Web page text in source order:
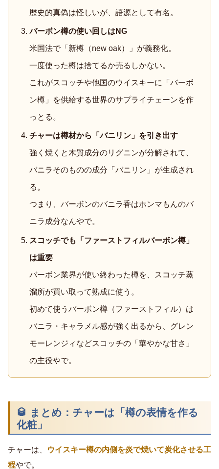
歴史的真偽は怪しいが、語源として有名。
バーボン樽の使い回しはNG
米国法で「新樽（new oak）」が義務化。
一度使った樽は捨てるか売るしかない。
これがスコッチや他国のウイスキーに「バーボ
ン樽」を供給する世界のサプライチェーンを作
っとる。
チャーは樽材から「バニリン」を引き出す
強く焼くと木質成分のリグニンが分解されて、
バニラそのものの成分「バニリン」が生成され
る。
つまり、バーボンのバニラ香はホンマもんのバ
ニラ成分なんやで。
スコッチでも「ファーストフィルバーボン樽」
は重要
バーボン業界が使い終わった樽を、スコッチ蒸
溜所が買い取って熟成に使う。
初めて使うバーボン樽（ファーストフィル）は
バニラ・キャラメル感が強く出るから、グレン
モーレンジィなどスコッチの「華やかな甘さ」
の主役やで。
🥃 まとめ：チャーは「樽の表情を作る
化粧」
チャーは、
ウイスキー樽の内側を炎で焼いて炭化させる工
程やで。